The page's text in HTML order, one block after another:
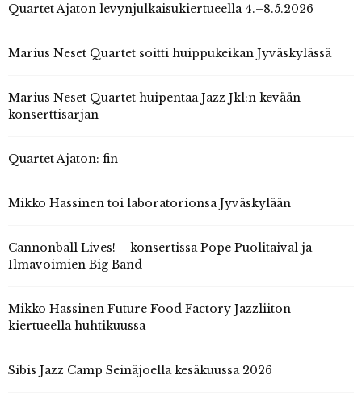
Quartet Ajaton levynjulkaisukiertueella 4.–8.5.2026
Marius Neset Quartet soitti huippukeikan Jyväskylässä
Marius Neset Quartet huipentaa Jazz Jkl:n kevään
konserttisarjan
Quartet Ajaton: fin
Mikko Hassinen toi laboratorionsa Jyväskylään
Cannonball Lives! – konsertissa Pope Puolitaival ja
Ilmavoimien Big Band
Mikko Hassinen Future Food Factory Jazzliiton
kiertueella huhtikuussa
Sibis Jazz Camp Seinäjoella kesäkuussa 2026